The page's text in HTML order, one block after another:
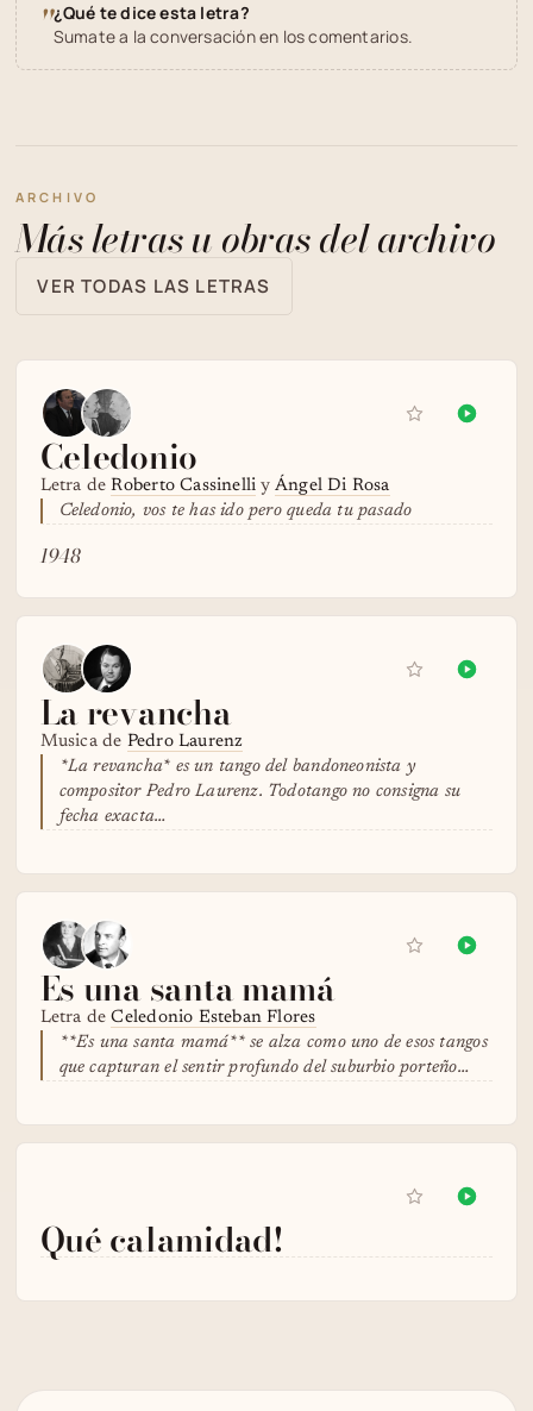
"¿Qué te dice esta letra?
Sumate a la conversación en los comentarios.
ARCHIVO
Más letras u obras del archivo
VER TODAS LAS LETRAS
Celedonio
Letra deRoberto Cassinelli y Ángel Di Rosa
Celedonio, vos te has ido pero queda tu pasado
1948
La revancha
Musica de Pedro Laurenz
*La revancha* es un tango del bandoneonista y
compositor Pedro Laurenz. Todotango no consigna su
fecha exacta…
Es una santa mamá
Letra deCeledonio Esteban Flores
**Es una santa mamá** se alza como uno de esos tangos
que capturan el sentir profundo del suburbio porteño…
Qué calamidad!